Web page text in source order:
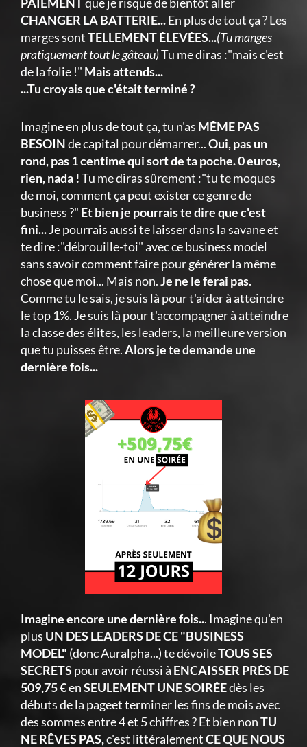
CHANGER LA BATTERIE...En plus de tout ça ? Les
marges sontTELLEMENT ÉLEVÉES...(Tu manges
pratiquement tout le gâteau)Tu me diras :"mais c'est
de la folie !" Mais attends...
...Tu croyais que c'était terminé ?
Imagine en plus de tout ça, tu n'as MÊME PAS
BESOINde capital pour démarrer...Oui, pas un
rond, pas 1 centime qui sort de ta poche. 0 euros,
rien, nada !Tu me diras sûrement :"tu te moques
de moi, comment ça peut exister ce genre de
business ?" Et bien je pourrais te dire que c'est
fini...Je pourrais aussi te laisser dans la savane et
te dire :"débrouille-toi" avec ce business model
sans savoir comment faire pour générer la même
chose que moi... Mais non.Je ne le ferai pas.
Comme tu le sais, je suis là pour t'aider à atteindre
le top 1%. Je suis là pour t'accompagner à atteindre
la classe des élites, les leaders, la meilleure version
que tu puisses être.Alors je te demande une
dernière fois...
Imagine encore une dernière fois... Imagine qu'en
plus UN DES LEADERS DE CE "BUSINESS
MODEL" (donc Auralpha...) te dévoileTOUS SES
SECRETS pour avoir réussi à ENCAISSER PRÈS DE
509,75 €enSEULEMENT UNE SOIRÉEdès les
débuts de la pageet terminer les fins de mois avec
des sommes entre 4 et 5 chiffres ? Et bien nonTU
NE RÊVES PAS,c'est littéralementCE QUE NOUS